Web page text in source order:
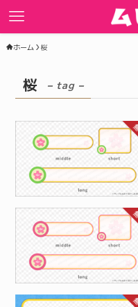
ホーム 桜
桜 – tag –